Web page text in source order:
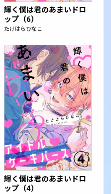
輝く僕は君のあまいドロ
ップ（6）
たけはらひなこ
輝く僕は君のあまいドロ
ップ（4）